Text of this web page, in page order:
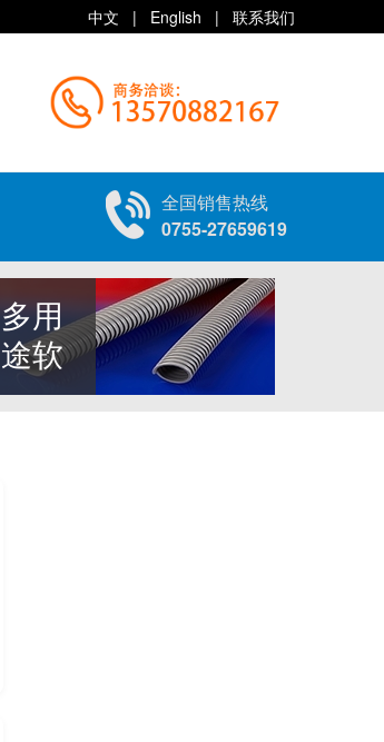
中文 | English | 联系我们
全国销售热线
0755-27659619
多用
途软